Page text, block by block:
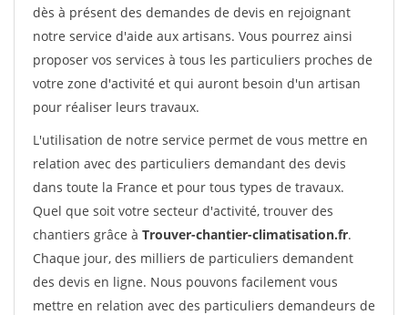
dès à présent des demandes de devis en rejoignant
notre service d'aide aux artisans. Vous pourrez ainsi
proposer vos services à tous les particuliers proches de
votre zone d'activité et qui auront besoin d'un artisan
pour réaliser leurs travaux.
L'utilisation de notre service permet de vous mettre en
relation avec des particuliers demandant des devis
dans toute la France et pour tous types de travaux.
Quel que soit votre secteur d'activité, trouver des
chantiers grâce à Trouver-chantier-climatisation.fr.
Chaque jour, des milliers de particuliers demandent
des devis en ligne. Nous pouvons facilement vous
mettre en relation avec des particuliers demandeurs de